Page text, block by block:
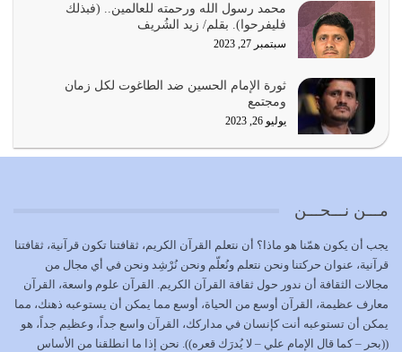
يشاء ويذل من يشاء
يوليو 21, 2026
كل زمان…
يوليو 19, 2026
الوظيفة عبارة عن مسؤولية يجب النهوض بها كما ينبغي لكي
وَالْمُنْفِقِينَ…
يوليو 17, 2026
الاعتصام بحبل الله أمر إلهي للمؤمنين وهو بمثابة سبب بينهم
وبين الله يترتب عليه النصر…
محمد رسول الله ورحمته للعالمين.. (فبذلك
فليفرحوا). بقلم/ زيد الشُريف
سبتمبر 27, 2023
ثورة الإمام الحسين ضد الطاغوت لكل زمان
ومجتمع
يوليو 26, 2023
مـــن نـــحـــن
يجب أن يكون همّنا هو ماذا؟ أن نتعلم القرآن الكريم، ثقافتنا تكون قرآنية، ثقافتنا
قرآنية، عنوان حركتنا ونحن نتعلم ونُعلّم ونحن نُرْشِد ونحن في أي مجال من
مجالات الثقافة أن ندور حول ثقافة القرآن الكريم. القرآن علوم واسعة، القرآن
معارف عظيمة، القرآن أوسع من الحياة، أوسع مما يمكن أن يستوعبه ذهنك، مما
يمكن أن تستوعبه أنت كإنسان في مداركك، القرآن واسع جداً، وعظيم جداً، هو
((بحر – كما قال الإمام علي – لا يُدرَك قعره)). نحن إذا ما انطلقنا من الأساس